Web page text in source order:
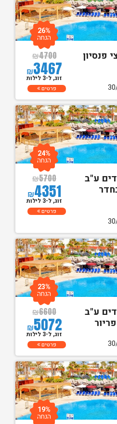
פנסיון
₪4700
₪3467
26%
הנחה
זוג, ל-3 לילות
פרטים
לזוג + 2 ילדים ע"ב
₪5700
₪4351
24%
הנחה
זוג, ל-3 לילות
פרטים
לזוג + 2 ילדים ע"ב
₪6600
₪5072
23%
הנחה
זוג, ל-3 לילות
פרטים
19%
הנחה